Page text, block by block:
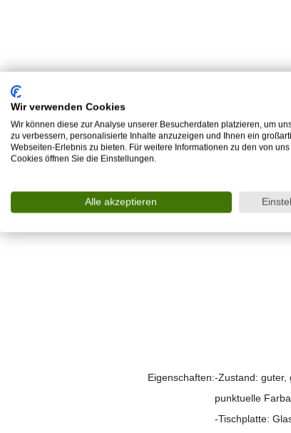
Eigenschaften:-Zustand: guter,
punktuelle
-Tischplatte:
Wir verwenden Cookies
Wir können diese zur Analyse unserer Besucherdaten platzieren, um
zu verbessern, personalisierte Inhalte anzuzeigen und Ihnen ein
Webseiten-Erlebnis zu bieten. Für weitere Informationen zu den von
Cookies öffnen Sie die Einstellungen.
Alle akzeptieren